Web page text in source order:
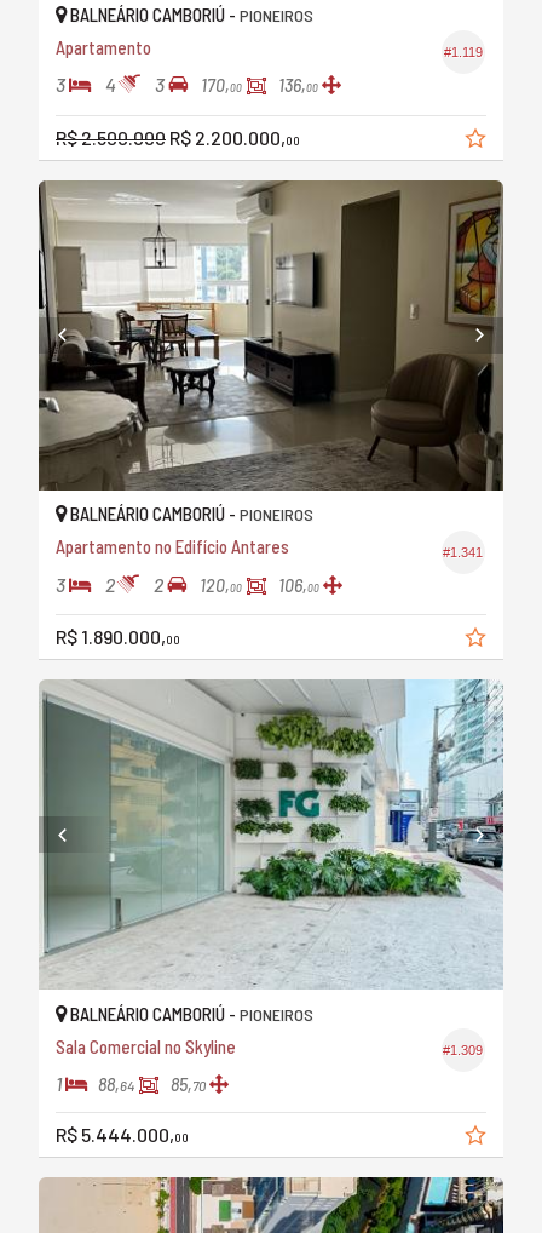
#1.119
BALNEÁRIO CAMBORIÚ - PIONEIROS
Apartamento
3 4 3 170,00 136,00
R$ 2.500.000 R$ 2.200.000,00
#1.341
BALNEÁRIO CAMBORIÚ - PIONEIROS
Apartamento no Edifício Antares
3 2 2 120,00 106,00
R$ 1.890.000,00
#1.309
BALNEÁRIO CAMBORIÚ - PIONEIROS
Sala Comercial no Skyline
1 88,64 85,70
R$ 5.444.000,00